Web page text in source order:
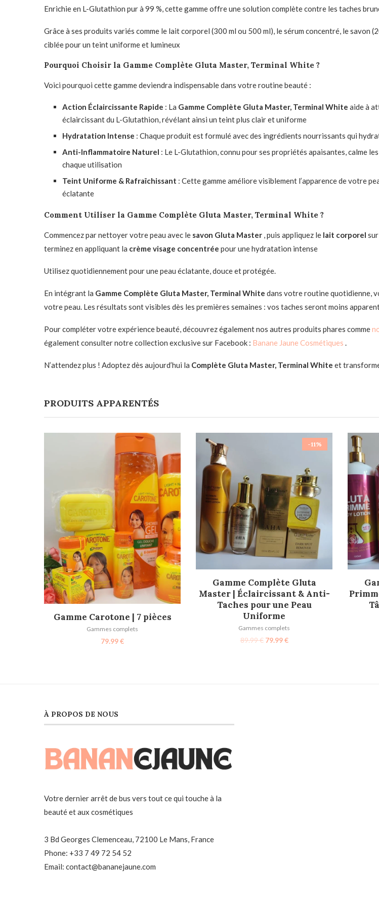
Enrichie en L-Glutathion pur à 99 %, cette gamme offre une solution complète contre les taches
Grâce à ses produits variés comme le lait corporel (300 ml ou 500 ml), le sérum concentré, le
ciblée pour un teint uniforme et lumineux
Pourquoi Choisir la Gamme Complète Gluta Master, Terminal White ?
Voici pourquoi cette gamme deviendra indispensable dans votre routine beauté :
Action Éclaircissante Rapide : La Gamme Complète Gluta Master, Terminal White aide à
éclaircissant du L-Glutathion, révélant ainsi un teint plus clair et uniforme
Hydratation Intense : Chaque produit est formulé avec des ingrédients nourrissants qui
Anti-Inflammatoire Naturel : Le L-Glutathion, connu pour ses propriétés apaisantes, calme
chaque utilisation
Teint Uniforme & Rafraîchissant : Cette gamme améliore visiblement l’apparence de votre
éclatante
Comment Utiliser la Gamme Complète Gluta Master, Terminal White ?
Commencez par nettoyer votre peau avec le savon Gluta Master , puis appliquez le lait corporel
terminez en appliquant la crème visage concentrée pour une hydratation intense
Utilisez quotidiennement pour une peau éclatante, douce et protégée.
En intégrant la Gamme Complète Gluta Master, Terminal White dans votre routine quotidienne,
votre peau. Les résultats sont visibles dès les premières semaines : vos taches seront moins
Pour compléter votre expérience beauté, découvrez également nos autres produits phares comme
également consulter notre collection exclusive sur Facebook : Banane Jaune Cosmétiques .
N’attendez plus ! Adoptez dès aujourd’hui la Complète Gluta Master, Terminal White et
PRODUITS APPARENTÉS
AJOUTER AU PANIER
Gamme Carotone | 7 pièces
Gammes complets
79.99€
-11%
AJOUTER AU PANIER
Gamme Complète Gluta
Master | Éclaircissant & Anti-
Taches pour une Peau
Uniforme
Gammes complets
89.99€ 79.99€
À PROPOS DE NOUS
Votre dernier arrêt de bus vers tout ce qui touche à la
beauté et aux cosmétiques
3 Bd Georges Clemenceau, 72100 Le Mans, France
Phone: +33 7 49 72 54 52
Email: contact@bananejaune.com